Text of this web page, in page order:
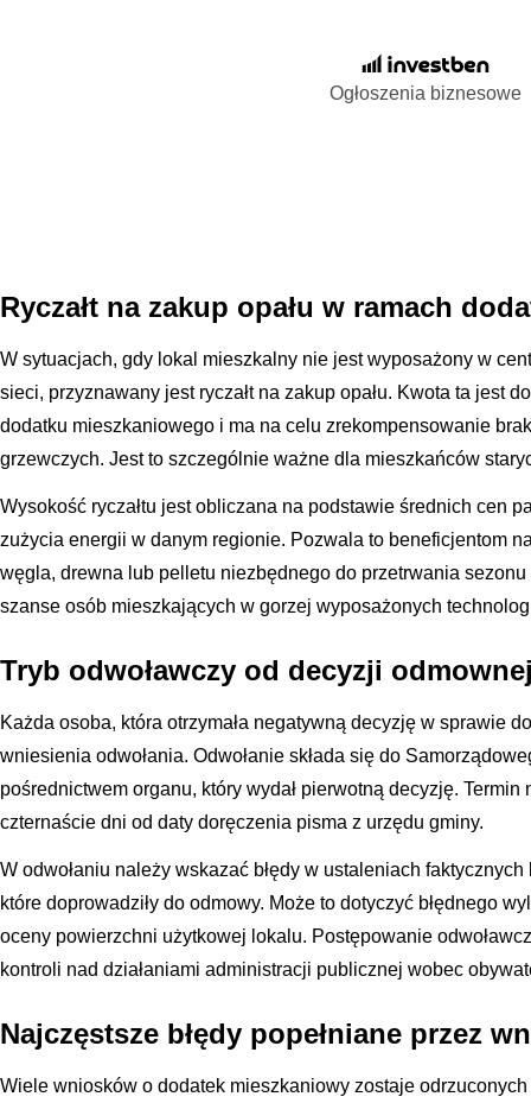
Ogłoszenia biznesowe
Ryczałt na zakup opału w ramach
W sytuacjach, gdy lokal mieszkalny nie jest wyposażony w
sieci, przyznawany jest ryczałt na zakup opału. Kwota ta jest
dodatku mieszkaniowego i ma na celu zrekompensowanie
grzewczych. Jest to szczególnie ważne dla mieszkańców
Wysokość ryczałtu jest obliczana na podstawie średnich cen
zużycia energii w danym regionie. Pozwala to beneficjentom
węgla, drewna lub pelletu niezbędnego do przetrwania
szanse osób mieszkających w gorzej wyposażonych
Tryb odwoławczy od decyzji
Każda osoba, która otrzymała negatywną decyzję w sprawie
wniesienia odwołania. Odwołanie składa się do
pośrednictwem organu, który wydał pierwotną decyzję.
czternaście dni od daty doręczenia pisma z urzędu gminy.
W odwołaniu należy wskazać błędy w ustaleniach
które doprowadziły do odmowy. Może to dotyczyć błędnego
oceny powierzchni użytkowej lokalu. Postępowanie
kontroli nad działaniami administracji publicznej wobec
Najczęstsze błędy popełniane przez
Wiele wniosków o dodatek mieszkaniowy zostaje odrzuconych